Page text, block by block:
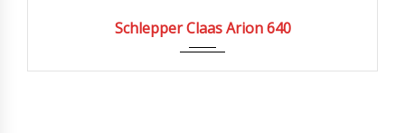
Schlepper Claas Arion 640